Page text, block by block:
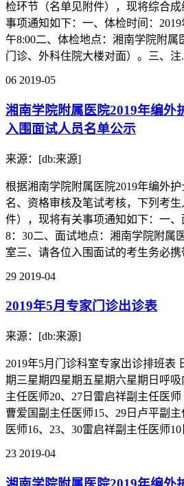
检环节（名单见附件），现将综合
事项通知如下：一、体检时间：
午8:00二、体检地点：湘南学院附
门诊、外科住院大楼对面）。三、注
06 2019-05
湘南学院附属医院2019年编外
入围面试人员名单公示
来源：[db:来源]
根据湘南学院附属医院2019年编外
名、资格审核及笔试考核，下列考
件），现将有关事项通知如下：一
8：30二、面试地点：湘南学院附属
室三、请各位入围面试的考生务必携
29 2019-04
2019年5月专家门诊出诊表
来源：[db:来源]
2019年5月门诊科室专家出诊排班表
期三星期四星期五星期六星期日呼
主任医师20、27日雷启祥副主任医
曹爱国副主任医师15、29日卢平副
医师16、23、30雷启祥副主任医师10
23 2019-04